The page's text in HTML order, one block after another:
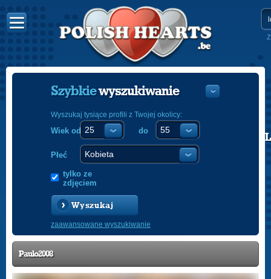
POLISH
Szybkiewyszukiwanie
Wyszukaj tysiące profili z Twojej okolicy:
Wiek od do
Płeć
tylko ze
zdjęciem
Wyszukaj
zaawansowane wyszukiwanie
Paulo2008